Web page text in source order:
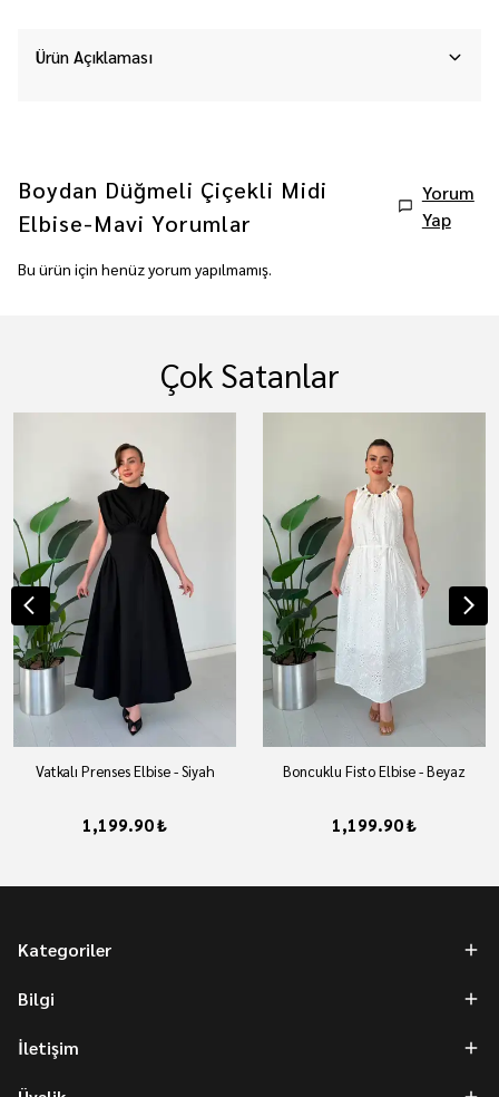
Ürün Açıklaması
Boydan Düğmeli Çiçekli Midi
Elbise-Mavi Yorumlar
Yorum
Yap
Bu ürün için henüz yorum yapılmamış.
Çok Satanlar
Vatkalı Prenses Elbise - Siyah
1,199.90 ₺
Boncuklu Fisto Elbise - Beyaz
1,199.90 ₺
Kategoriler
Bilgi
İletişim